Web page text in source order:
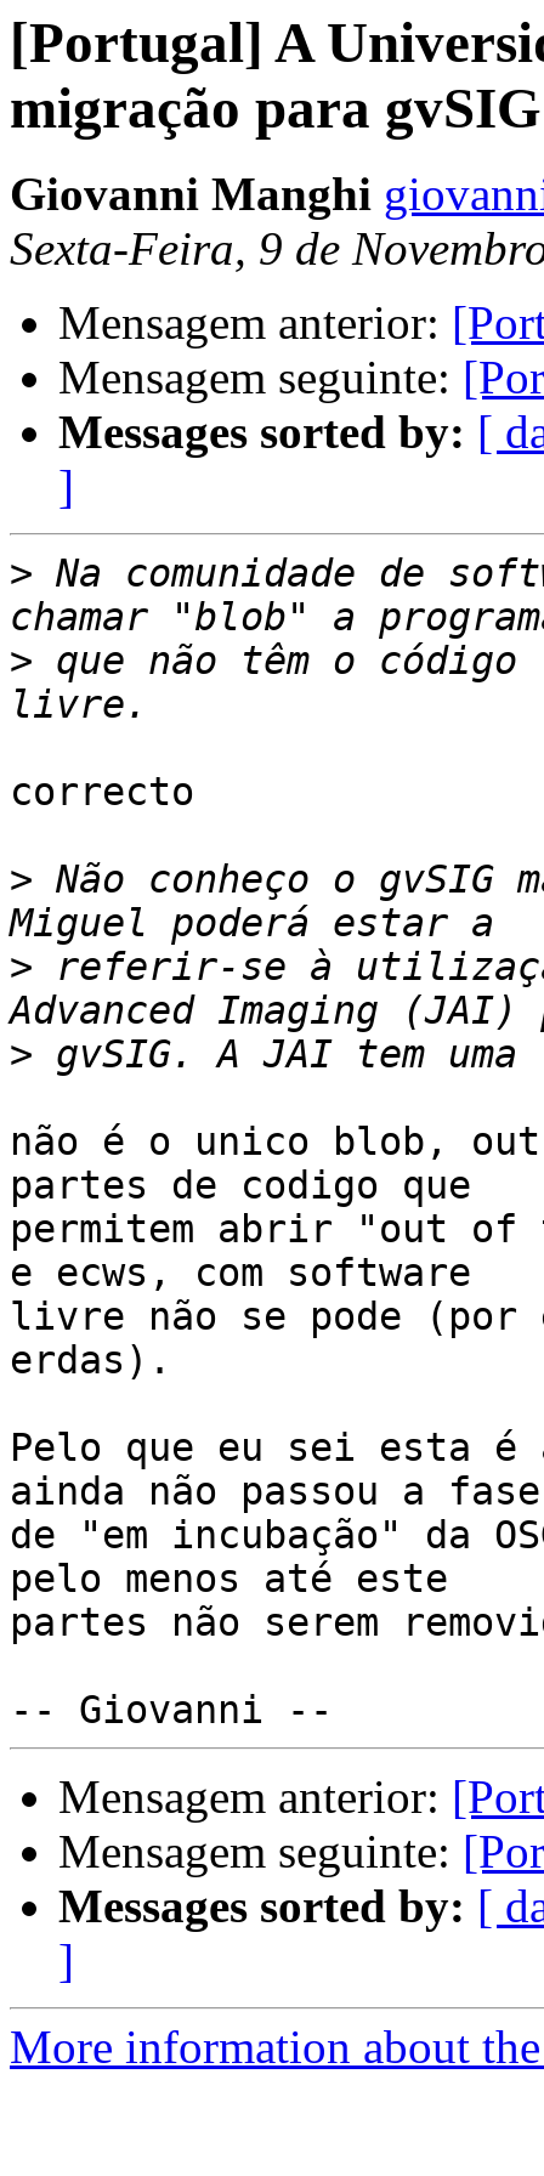
[Portugal] A
migração para gvSIG
Giovanni Manghi
Sexta-Feira, 9 de
Mensagem anterior:
Mensagem seguinte:
Messages sorted by: [
]
> Na comunidade de
> que não têm o
correcto
> Não conheço o
> referir-se à
>
não é o unico blob,
partes de codigo que
permitem abrir "out of
e ecws, com software
livre não se pode (por
erdas).
Pelo que eu sei esta
ainda não passou a fase
de "em incubação" da
pelo menos até este
partes não serem
Mensagem anterior:
Mensagem seguinte:
Messages sorted by: [
]
More information about